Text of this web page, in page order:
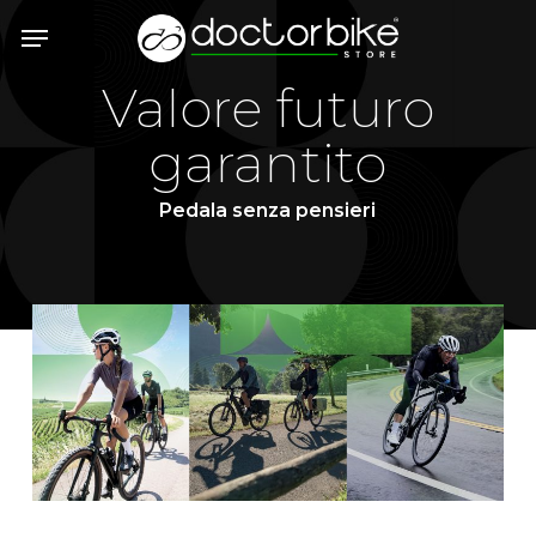
Menu
Valore futuro
garantito
Pedala senza pensieri